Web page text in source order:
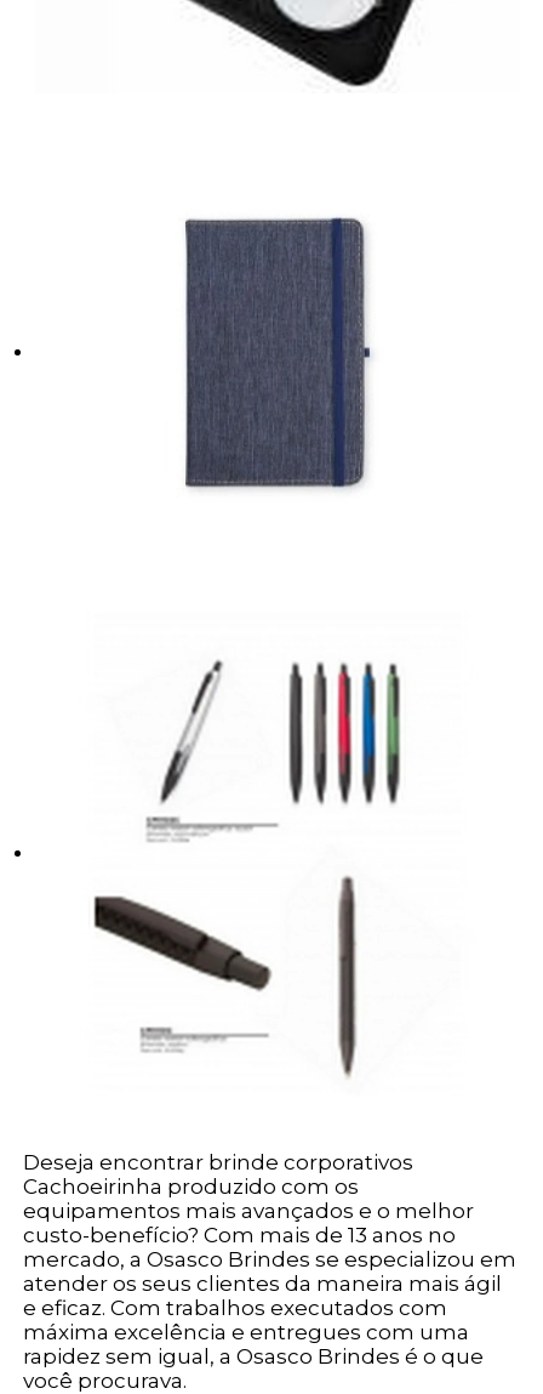
Deseja encontrar brinde corporativos
Cachoeirinha produzido com os
equipamentos mais avançados e o melhor
custo-benefício? Com mais de 13 anos no
mercado, a Osasco Brindes se especializou em
atender os seus clientes da maneira mais ágil
e eficaz. Com trabalhos executados com
máxima excelência e entregues com uma
rapidez sem igual, a Osasco Brindes é o que
você procurava.